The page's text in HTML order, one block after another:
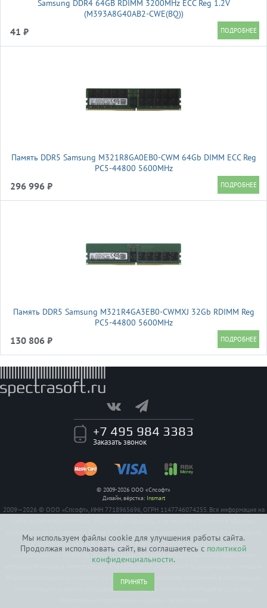
Мы используем файлы cookie для улучшения работы сайта.
Продолжая использовать сайт, вы соглашаетесь с политикой
конфиденциальности.
ПРИНЯТЬ
Samsung DDR4 64GB RDIMM 3200MHz ECC Reg 1.2V
(M393A8G40AB2-CWE(BQ))
41 ₽
Память DDR5 Samsung M321R8GA0EB0-CWM 64Gb DIMM ECC Reg
PC5-44800 5600MHz
296 996 ₽
Память DDR5 Samsung M321R4GA3EB0-CWMXJ 32Gb RDIMM Reg
PC5-44800 5600MHz
130 806 ₽
+7 495 984 3383
Заказать звонок
© 2009-2026 ООО «Спсофт»
Дизайн, вёрстка: Insmart
2009—2026 © ООО «Спсофт», ИНН 7718965696, ОГРН 1147746074255. Вся информация на
определяемой положением Статьи 437 Гражданского кодекса Российской Федерации. На
все заявленные на сайте авторизации имеются сертификаты полученные от
производителей. Услуги по ремонту предоставляются авторизованными сервисными
центрами. Функции и комплектация устройств могут различаться в зависимости от модели.
Фирма-производитель оставляет за собой право на внесение изменений в конструкцию,
комплектацию и дизайн оборудования. Пользуясь сайтом Вы соглашаетесь на сбор